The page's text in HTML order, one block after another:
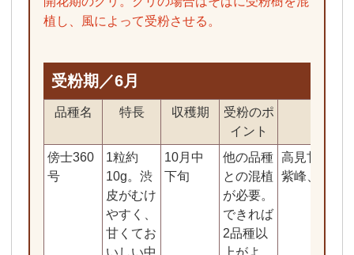
植し、風によって受粉させる。
受粉期／6月
品種名 特長 収穫期
受粉のポ
イント
傍士360
号
1粒約
10g。渋
皮がむけ
やすく、
甘くてお
いしい中
10月中
下旬
他の品種
との混植
が必要。
できれば
2品種以
上がよ
高見甘早生
紫峰、銀寄